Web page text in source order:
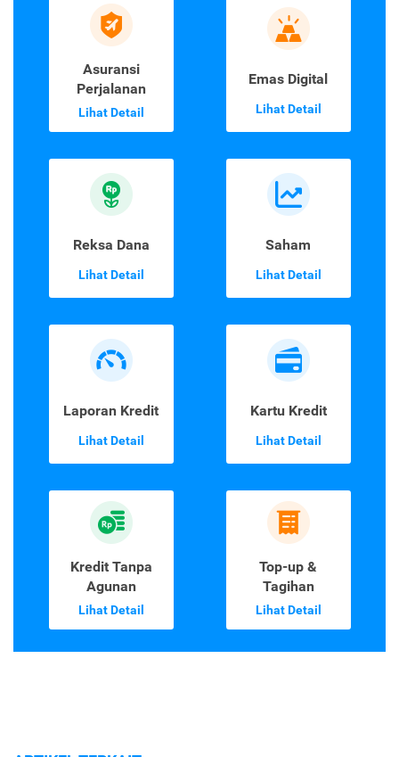
Asuransi
Perjalanan
Lihat Detail
Emas Digital
Lihat Detail
Reksa Dana
Lihat Detail
Saham
Lihat Detail
Laporan Kredit
Lihat Detail
Kartu Kredit
Lihat Detail
Kredit Tanpa
Agunan
Lihat Detail
Top-up &
Tagihan
Lihat Detail